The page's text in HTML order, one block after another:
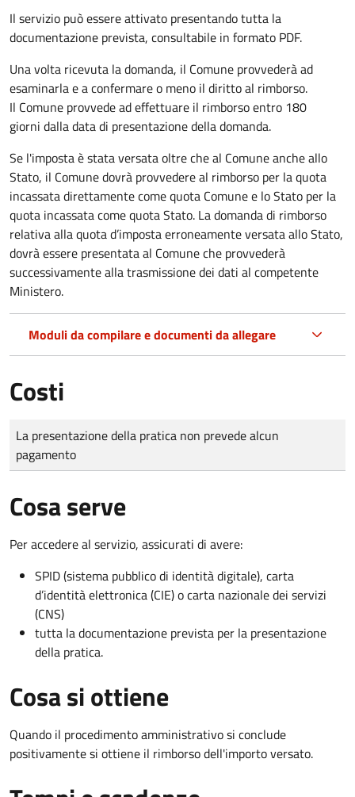
Il servizio può essere attivato presentando tutta la
documentazione prevista, consultabile in formato PDF.
Una volta ricevuta la domanda, il Comune provvederà ad
esaminarla e a confermare o meno il diritto al rimborso.
Il Comune provvede ad effettuare il rimborso entro 180
giorni dalla data di presentazione della domanda.
Se l'imposta è stata versata oltre che al Comune anche allo
Stato, il Comune dovrà provvedere al rimborso per la quota
incassata direttamente come quota Comune e lo Stato per la
quota incassata come quota Stato. La domanda di rimborso
relativa alla quota d’imposta erroneamente versata allo Stato,
dovrà essere presentata al Comune che provvederà
successivamente alla trasmissione dei dati al competente
Ministero.
Moduli da compilare e documenti da allegare
Costi
Tipo di pagamento
Importo
La presentazione della pratica non prevede alcun
pagamento
Cosa serve
Per accedere al servizio, assicurati di avere:
SPID (sistema pubblico di identità digitale), carta
d’identità elettronica (CIE) o carta nazionale dei servizi
(CNS)
tutta la documentazione prevista per la presentazione
della pratica.
Cosa si ottiene
Quando il procedimento amministrativo si conclude
positivamente si ottiene il rimborso dell'importo versato.